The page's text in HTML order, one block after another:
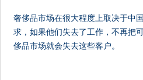
奢侈品市场在很大程度上取决于中
求，如果他们失去了工作，不再把
侈品市场就会失去这些客户。